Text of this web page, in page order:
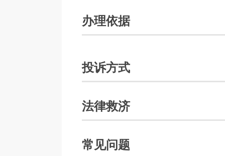
暂无办理依据
投诉方式
法律救济
常见问题